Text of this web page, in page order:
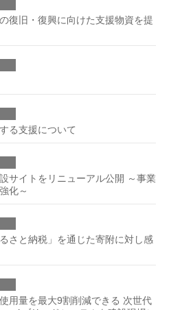
復旧・復興に向けた支援物資を提
る支援について
サイトをリニューアル公開 ～事業
化～
さと納税」を通じた寄附に対し感
用量を最大9割削減できる 次世代